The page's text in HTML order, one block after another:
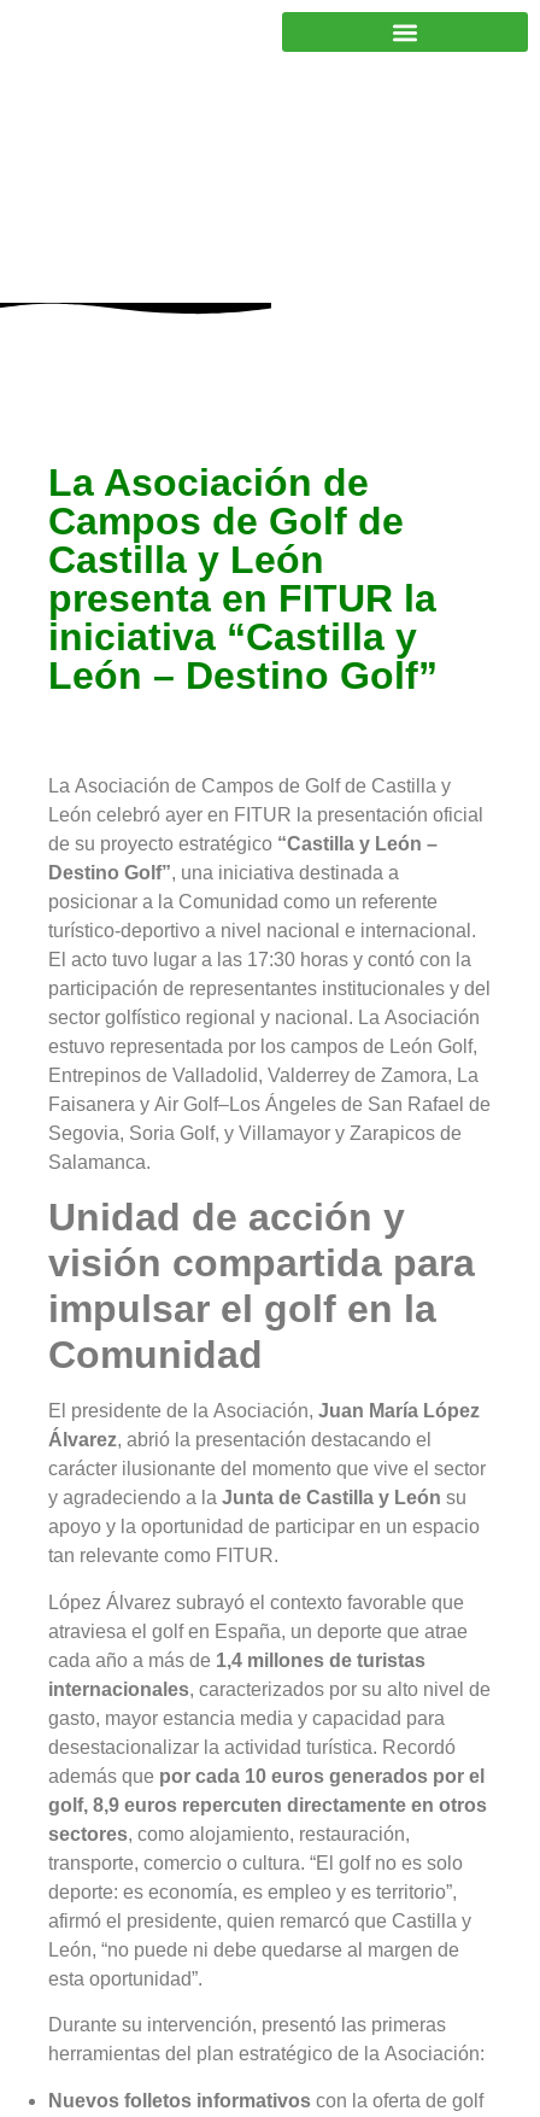
La Asociación de
Campos de Golf de
Castilla y León
presenta en FITUR la
iniciativa “Castilla y
León – Destino Golf”
La Asociación de Campos de Golf de Castilla y
León celebró ayer en FITUR la presentación oficial
de su proyecto estratégico “Castilla y León –
Destino Golf”, una iniciativa destinada a
posicionar a la Comunidad como un referente
turístico-deportivo a nivel nacional e internacional.
El acto tuvo lugar a las 17:30 horas y contó con la
participación de representantes institucionales y del
sector golfístico regional y nacional. La Asociación
estuvo representada por los campos de León Golf,
Entrepinos de Valladolid, Valderrey de Zamora, La
Faisanera y Air Golf–Los Ángeles de San Rafael de
Segovia, Soria Golf, y Villamayor y Zarapicos de
Salamanca.
Unidad de acción y
visión compartida para
impulsar el golf en la
Comunidad
El presidente de la Asociación, Juan María López
Álvarez, abrió la presentación destacando el
carácter ilusionante del momento que vive el sector
y agradeciendo a la Junta de Castilla y León su
apoyo y la oportunidad de participar en un espacio
tan relevante como FITUR.
López Álvarez subrayó el contexto favorable que
atraviesa el golf en España, un deporte que atrae
cada año a más de 1,4 millones de turistas
internacionales, caracterizados por su alto nivel de
gasto, mayor estancia media y capacidad para
desestacionalizar la actividad turística. Recordó
además que por cada 10 euros generados por el
golf, 8,9 euros repercuten directamente en otros
sectores, como alojamiento, restauración,
transporte, comercio o cultura. “El golf no es solo
deporte: es economía, es empleo y es territorio”,
afirmó el presidente, quien remarcó que Castilla y
León, “no puede ni debe quedarse al margen de
esta oportunidad”.
Durante su intervención, presentó las primeras
herramientas del plan estratégico de la Asociación:
Nuevos folletos informativos con la oferta de golf